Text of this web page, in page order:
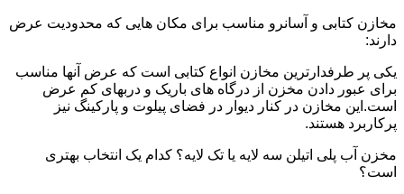
مخازن کتابی و آسانرو مناسب برای مکان هایی که محدودیت عرض
دارند:
یکی پر طرفدارترین مخازن انواع کتابی است که عرض آنها مناسب
برای عبور دادن مخزن از درگاه های باریک و دربهای کم عرض
است.این مخازن در کنار دیوار در فضای پیلوت و پارکینگ نیز
پرکاربرد هستند.
مخزن آب پلی اتیلن سه لایه یا تک لایه؟ کدام یک انتخاب بهتری
است؟